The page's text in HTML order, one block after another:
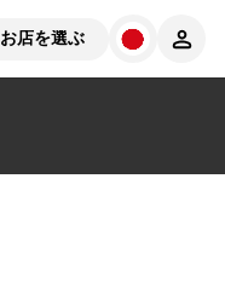
お店を選ぶ